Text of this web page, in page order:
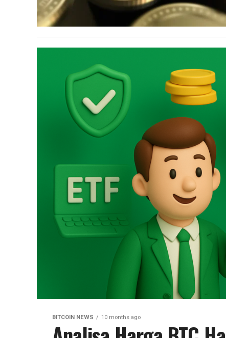
BITCOIN NEWS 10 months ago